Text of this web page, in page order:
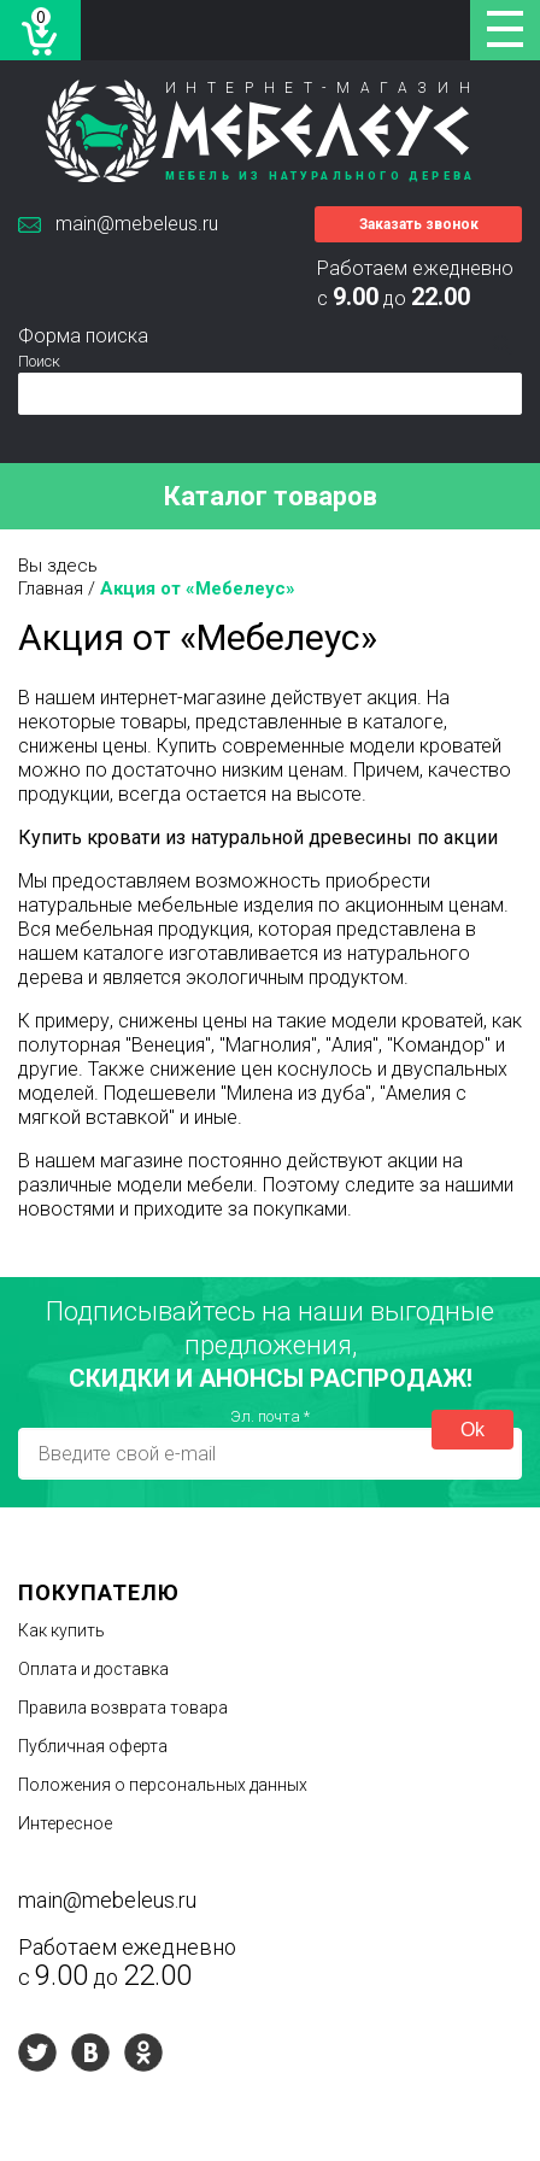
0
ИНТЕРНЕТ-МАГАЗИН
МЕБЕЛЕУС
МЕБЕЛЬ ИЗ НАТУРАЛЬНОГО ДЕРЕВА
Работаем ежедневно
с 9.00 до 22.00
Форма поиска
Поиск
main@mebeleus.ru Заказать звонок
Каталог товаров
Вы здесь
Главная / Акция от «Мебелеус»
Акция от «Мебелеус»
В нашем интернет-магазине действует акция. На
некоторые товары, представленные в каталоге,
снижены цены. Купить современные модели кроватей
можно по достаточно низким ценам. Причем, качество
продукции, всегда остается на высоте.
Купить кровати из натуральной древесины по акции
Мы предоставляем возможность приобрести
натуральные мебельные изделия по акционным ценам.
Вся мебельная продукция, которая представлена в
нашем каталоге изготавливается из натурального
дерева и является экологичным продуктом.
К примеру, снижены цены на такие модели кроватей, как
полуторная "Венеция", "Магнолия", "Алия", "Командор" и
другие. Также снижение цен коснулось и двуспальных
моделей. Подешевели "Милена из дуба", "Амелия с
мягкой вставкой" и иные.
В нашем магазине постоянно действуют акции на
различные модели мебели. Поэтому следите за нашими
новостями и приходите за покупками.
Подписывайтесь на наши выгодные
предложения,
СКИДКИ И АНОНСЫ РАСПРОДАЖ!
Эл. почта *
ПОКУПАТЕЛЮ
Как купить
Оплата и доставка
Правила возврата товара
Публичная оферта
Положения о персональных данных
Интересное
main@mebeleus.ru
Работаем ежедневно
с 9.00 до 22.00